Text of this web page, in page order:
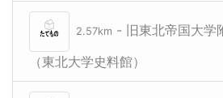
2.57km - 旧東北帝国大学
（東北大学史料館）